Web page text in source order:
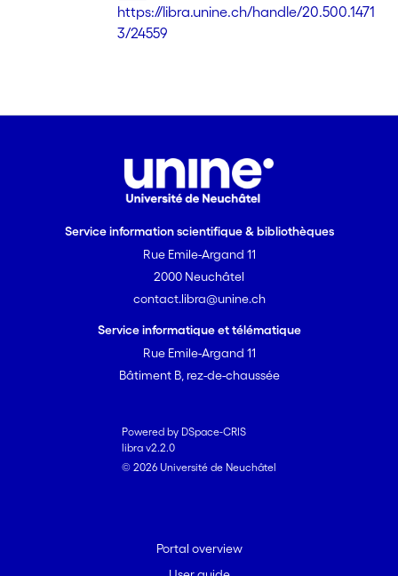
https://libra.unine.ch/handle/20.500.1471
3/24559
Service information scientifique & bibliothèques
Rue Emile-Argand 11
2000 Neuchâtel
contact.libra@unine.ch
Service informatique et télématique
Rue Emile-Argand 11
Bâtiment B, rez-de-chaussée
Powered by DSpace-CRIS
libra v2.2.0
© 2026 Université de Neuchâtel
Portal overview